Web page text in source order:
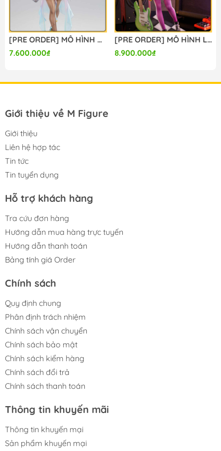
[PRE ORDER] MÔ HÌNH Bunny Suit Planning - Sophia F. Shirring - 1/6 - Sister Ver., Bright Edition (Magi Arts) FIGURE CHÍNH HÃNG
7.600.000₫
[PRE ORDER] MÔ HÌNH Limelight Lemonade Jam - Harumi Ena - 1/3.5 (Alice Glint) FIGURE CHÍNH HÃNG
8.900.000₫
Giới thiệu về M Figure
Giới thiệu
Liên hệ hợp tác
Tin tức
Tin tuyển dụng
Hỗ trợ khách hàng
Tra cứu đơn hàng
Hướng dẫn mua hàng trực tuyến
Hướng dẫn thanh toán
Bảng tính giá Order
Chính sách
Quy định chung
Phân định trách nhiệm
Chính sách vận chuyển
Chính sách bảo mật
Chính sách kiểm hàng
Chính sách đổi trả
Chính sách thanh toán
Thông tin khuyến mãi
Thông tin khuyến mại
Sản phẩm khuyến mại